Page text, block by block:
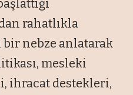
rahatlıkla
nebze anlatarak
mesleki
ihracat destekleri,